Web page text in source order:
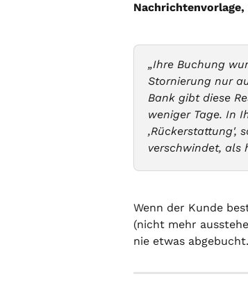
„Ihre Buchung
Stornierung nur
Bank gibt diese
weniger Tage. In
‚Rückerstattung',
verschwindet, als
Wenn der Kunde
(nicht mehr
nie etwas abgebucht.